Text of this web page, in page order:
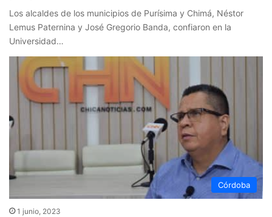
Los alcaldes de los municipios de Purísima y Chimá, Néstor
Lemus Paternina y José Gregorio Banda, confiaron en la
Universidad…
Córdoba
1 junio, 2023